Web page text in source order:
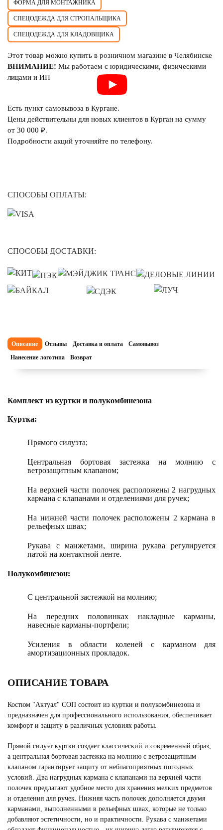
ФОРМА ДЛЯ МОНТАЖНИКА
СПЕЦОДЕЖДА ДЛЯ СТРОПАЛЬЩИКА
СПЕЦОДЕЖДА ДЛЯ КЛАДОВЩИКА
Этот товар можно купить в розничном магазине в Челябинске
ВНИМАНИЕ! Мы работаем с юридическими, физическими
лицами и ИП
Есть пункт самовывоза в Кургане.
Цены действительны для новых клиентов в Курган на сумму
от 30 000 ₽.
Подробности акций уточняйте по телефону.
СПОСОБЫ ОПЛАТЫ:
СПОСОБЫ ДОСТАВКИ:
Описание Отзывы Доставка и оплата
Самовывоз
Нанесение логотипа
Возврат
Комплект из куртки и полукомбинезона
Куртка:
Прямого силуэта;
Центральная бортовая застежка на молнию с
ветрозащитным клапаном;
На верхней части полочек расположены 2 нагрудных
кармана с клапанами и отделениями для ручек;
На нижней части полочек расположены 2 кармана в
рельефных швах;
Рукава с манжетами, ширина рукава регулируется
патой на контактной ленте.
Полукомбинезон:
С центральной застежкой на молнию;
На передних половинках накладные карманы,
навесные карманы-портфели;
Усиления в области коленей с карманом для
амортизационных прокладок.
ОПИСАНИЕ ТОВАРА
Костюм "Актуал" СОП состоит из куртки и полукомбинезона и
предназначен для профессионального использования, обеспечивает
комфорт и защиту в различных условиях работы.
Прямой силуэт куртки создает классический и современный образ,
а центральная бортовая застежка на молнию с ветрозащитным
клапаном гарантирует защиту от неблагоприятных погодных
условий. Два нагрудных кармана с клапанами на верхней части
полочек предлагают удобное место для хранения мелких предметов
и отделения для ручек. Нижняя часть полочек дополняется двумя
карманами, выполненными в рельефных швах, которые не только
добавляют эстетичности, но и практичности. Рукава с манжетами